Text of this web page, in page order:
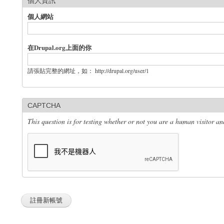
個人網站
在Drupal.org上面的你
請張貼完整的網址，如： http://drupal.org/user/1
CAPTCHA
This question is for testing whether or not you are a human visitor